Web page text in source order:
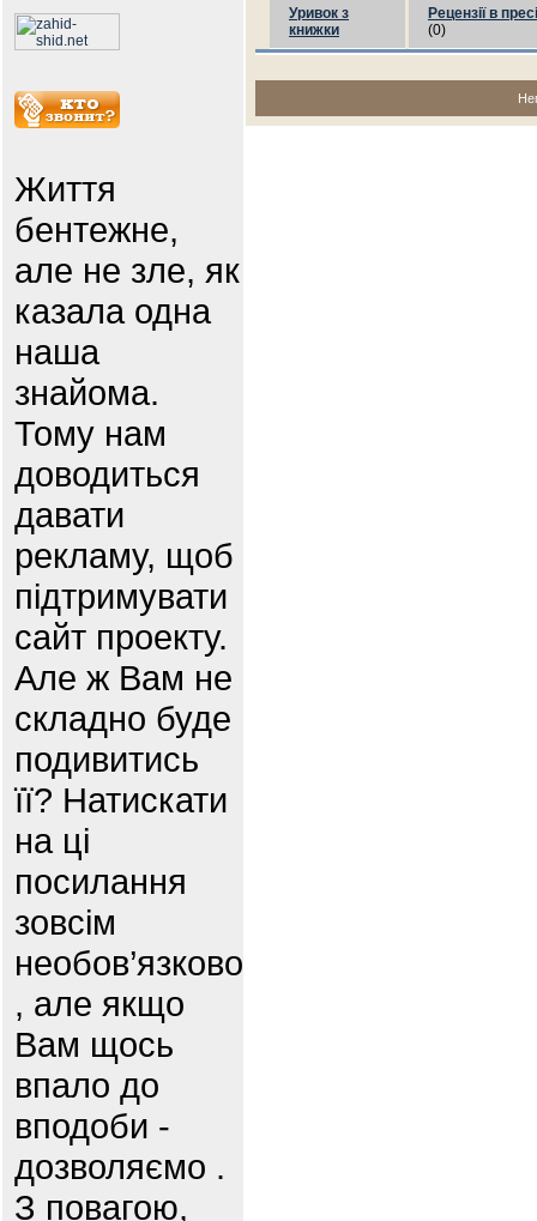
Життя
бентежне,
але не зле, як
казала одна
наша
знайома.
Тому нам
доводиться
давати
рекламу, щоб
підтримувати
сайт проекту.
Але ж Вам не
складно буде
подивитись
її? Натискати
на ці
посилання
зовсім
необов’язково
, але якщо
Вам щось
впало до
вподоби -
дозволяємо .
З повагою,
Уривок з
книжки
Рецензії в пресі
(0)